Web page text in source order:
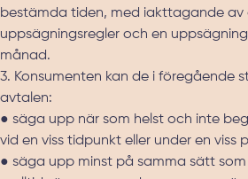
bestämda tiden, med iakttagande av
uppsägningsregler och en
månad.
3. Konsumenten kan de i föregående
avtalen:
● säga upp när som helst och inte
vid en viss tidpunkt eller under en viss
● säga upp minst på samma sätt som